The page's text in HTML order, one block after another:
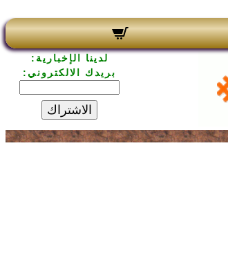
لدينا الإخبارية:
بريدك الالكتروني:
الاشتراك